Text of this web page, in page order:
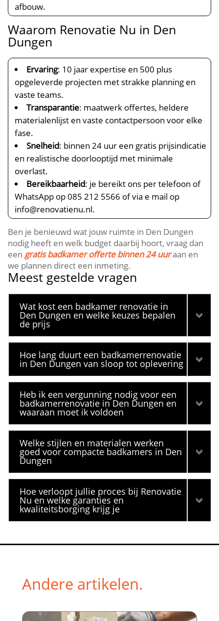
afbouw.​
Waarom Renovatie Nu in Den
Dungen
Ervaring: 10 jaar expertise en 500 plus
opgeleverde projecten met strakke planning en
vaste teams.​
Transparantie: maatwerk offertes, heldere
materialenlijst en vaste contactpersoon voor elke
fase.​
Snelheid: binnen 24 uur een gratis prijsindicatie
en realistische doorlooptijd met minimale
overlast.​
Bereikbaarheid: je bereikt ons per telefoon of
WhatsApp op 085 212 5566 of via e mail op
info@renovatienu.​nl.​
Ben je benieuwd wat jouw ruimte in Den Dungen
nodig heeft en welk budget daarbij hoort, vraag dan
een gratis badkamer offerte binnen 24 uuraan en
we plannen direct een inmeting.​
Meest gestelde vragen
Wat kost een badkamer renovatie in
Den Dungen en welke keuzes bepalen
de prijs
Hoe lang duurt een badkamerrenovatie
in Den Dungen van sloop tot oplevering
Heb ik een vergunning nodig voor een
badkamerrenovatie in Den Dungen en
waaraan moet ik voldoen
Welke stijlen en materialen werken
goed voor compacte badkamers in Den
Dungen
Hoe verloopt jullie proces bij Renovatie
Nu en welke garanties en
kwaliteitsborging krijg je
Andere artikelen.